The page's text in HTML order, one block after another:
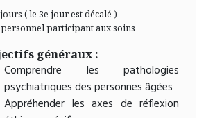
( le 3e jour est décalé )
participant aux soins
généraux :
Comprendre les pathologies
psychiatriques des personnes âgées
Appréhender les axes de réflexion